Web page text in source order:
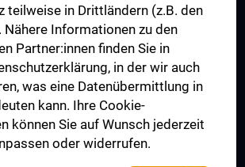
Access
teilweise in Drittländern (z.B. den
Nähere Informationen zu den
Partner:innen finden Sie in
in der wir auch
was eine Datenübermittlung in
kann. Ihre Cookie-
können Sie auf Wunsch jederzeit
oder widerrufen.